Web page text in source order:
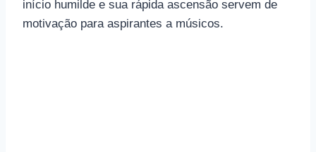
início humilde e sua rápida ascensão servem de
motivação para aspirantes a músicos.